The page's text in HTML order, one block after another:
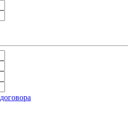
договора